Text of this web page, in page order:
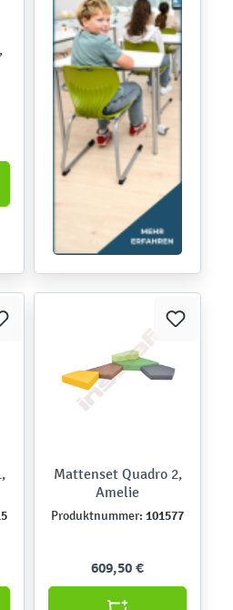
Mattenset Quadro 2,
Amelie
Produktnummer: 101577
609,50 €